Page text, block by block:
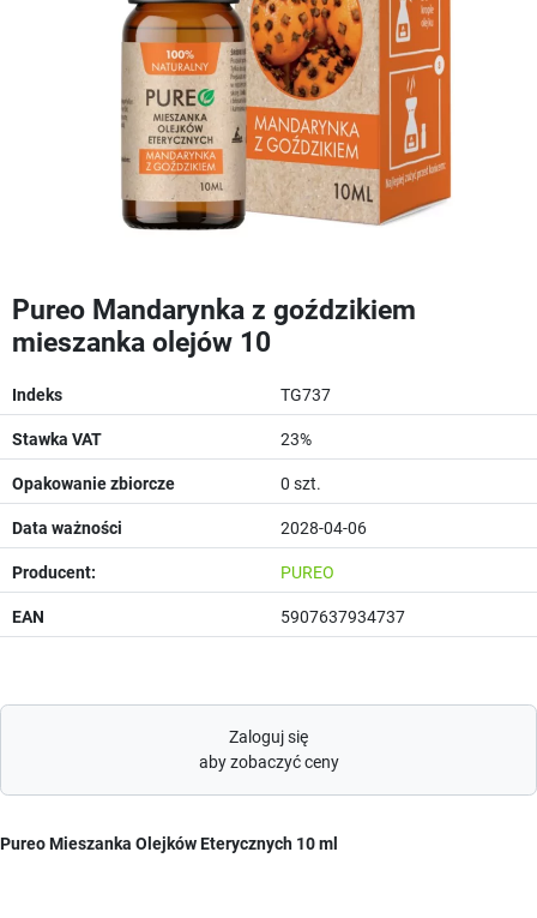
Pureo Mandarynka z goździkiem
mieszanka olejów 10
Indeks TG737
Stawka VAT 23%
Opakowanie zbiorcze 0 szt.
Data ważności 2028-04-06
Producent: PUREO
EAN 5907637934737
Zaloguj się
aby zobaczyć ceny
Pureo Mieszanka Olejków Eterycznych 10 ml